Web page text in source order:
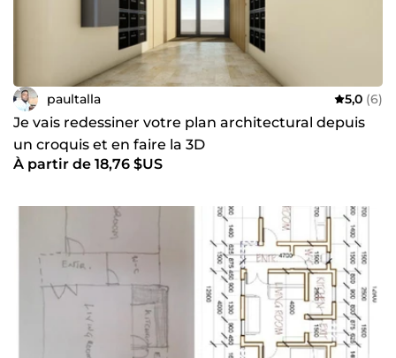
paultalla 5,0 (6)
Je vais redessiner votre plan architectural depuis
un croquis et en faire la 3D
À partir de 18,76 $US